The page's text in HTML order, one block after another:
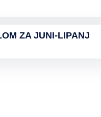
ZA JUNI-LIPANJ